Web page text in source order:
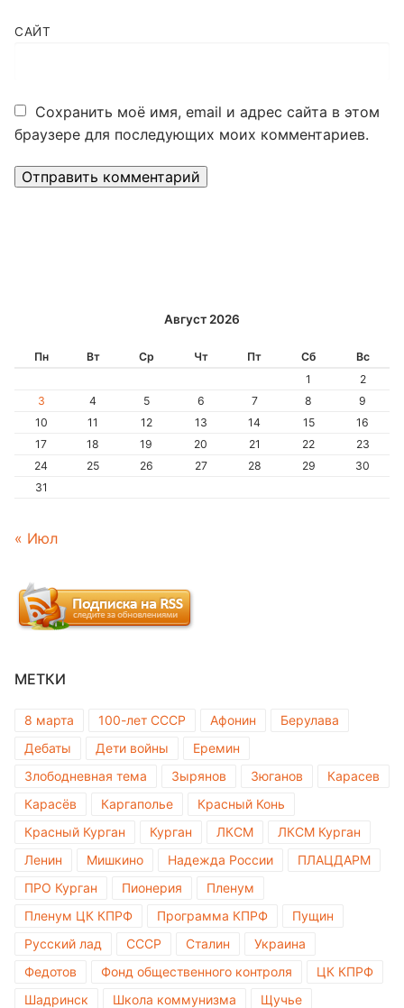
САЙТ
Сохранить моё имя, email и адрес сайта в этом
браузере для последующих моих комментариев.
Август 2026
Пн Вт Ср Чт Пт Сб
Вс
1
2
3
4 5 6 7 8
9
10
11 12 13 14 15
16
17
18 19 20 21 22
23
24
25 26 27 28 29
30
31
« Июл
МЕТКИ
8 марта 100-лет СССР Афонин
Берулава
Дебаты
Дети войны
Еремин
Злободневная тема
Зырянов Зюганов
Карасев
Карасёв
Каргаполье
Красный Конь
Красный Курган
Курган ЛКСМ
ЛКСМ Курган
Ленин
Мишкино Надежда России
ПЛАЦДАРМ
ПРО Курган
Пионерия
Пленум
Пленум ЦК КПРФ
Программа КПРФ
Пущин
Русский лад
СССР Сталин
Украина
Федотов
Фонд общественного контроля
ЦК КПРФ
Шадринск
Школа коммунизма
Щучье